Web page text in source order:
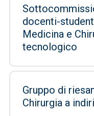
docenti-
Medicina e
tecnologico
Gruppo di
Chirurgia a